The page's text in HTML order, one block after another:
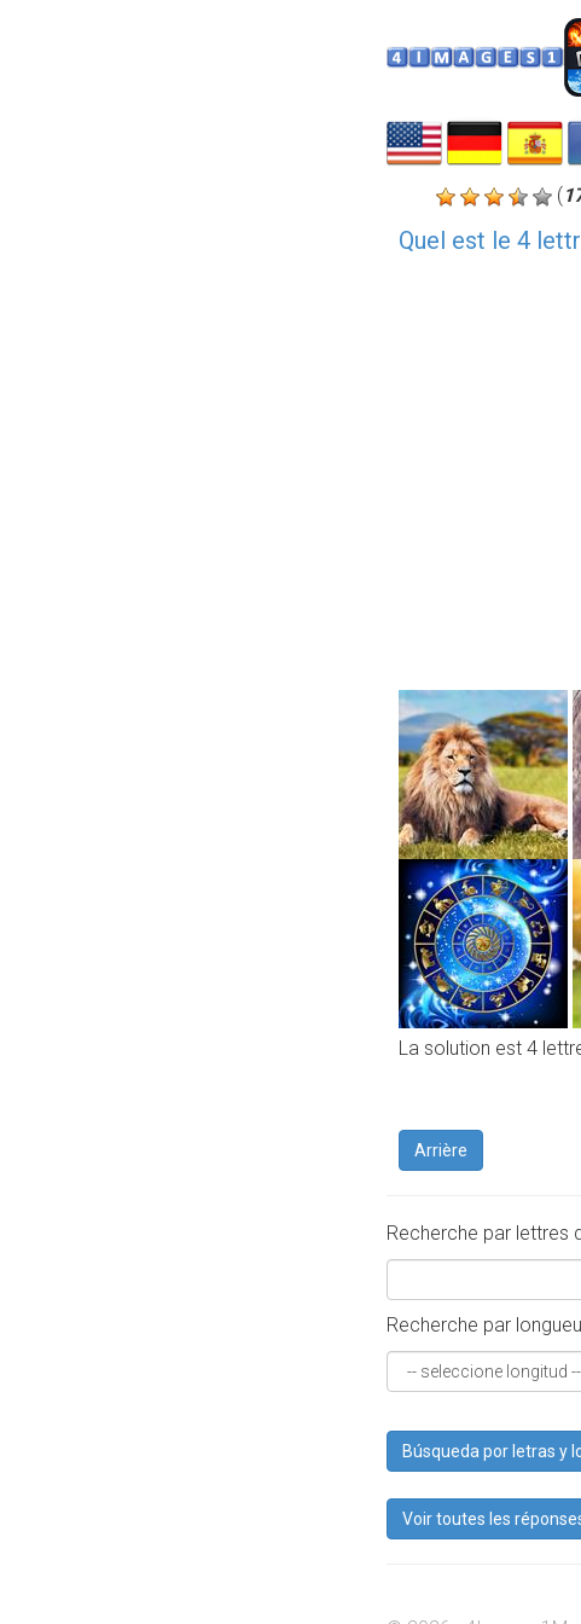
(
Quel est le 4
La solution est 4
Arrière
Recherche par lettres
Recherche par
Búsqueda por letras y
Voir toutes les